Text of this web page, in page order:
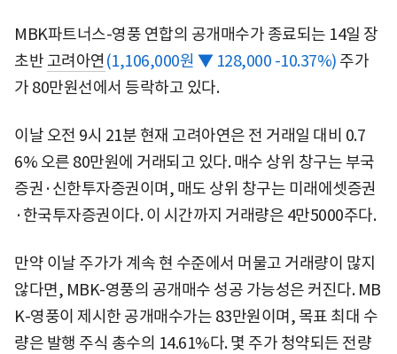
MBK파트너스-영풍 연합의 공개매수가 종료되는 14일 장
초반 고려아연 (1,106,000원 ▼ 128,000 -10.37%) 주가
가 80만원선에서 등락하고 있다.
이날 오전 9시 21분 현재 고려아연은 전 거래일 대비 0.7
6% 오른 80만원에 거래되고 있다. 매수 상위 창구는 부국
증권·신한투자증권이며, 매도 상위 창구는 미래에셋증권
·한국투자증권이다. 이 시간까지 거래량은 4만5000주다.
만약 이날 주가가 계속 현 수준에서 머물고 거래량이 많지
않다면, MBK-영풍의 공개매수 성공 가능성은 커진다. MB
K-영풍이 제시한 공개매수가는 83만원이며, 목표 최대 수
량은 발행 주식 총수의 14.61%다. 몇 주가 청약되든 전량